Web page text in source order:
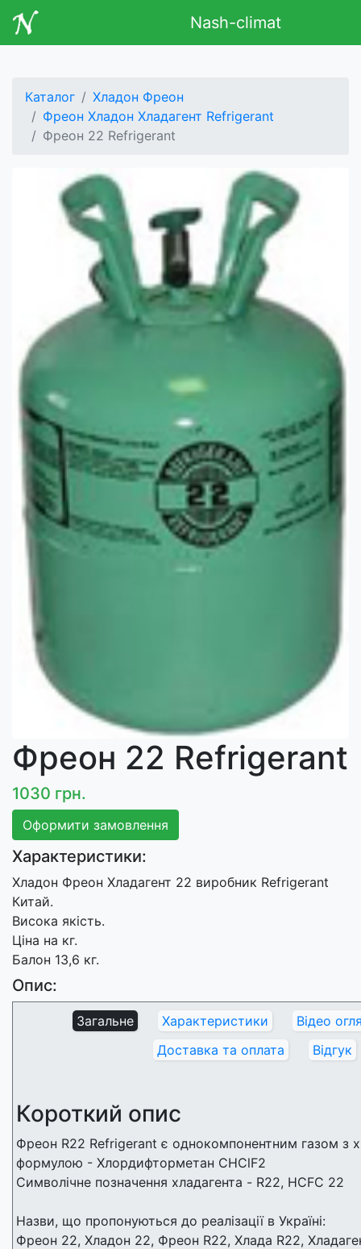
Nash-climat
Каталог
Хладон Фреон
Фреон Хладон Хладагент Refrigerant
Фреон 22 Refrigerant
Фреон 22 Refrigerant
1030 грн.
Оформити замовлення
Характеристики:
Хладон Фреон Хладагент 22 виробник Refrigerant
Китай.
Висока якість.
Ціна на кг.
Балон 13,6 кг.
Опис:
Загальне Характеристики
Відео
Доставка та оплата
Відгук
Короткий опис
Фреон R22 Refrigerant є однокомпонентним газом з
формулою - Хлордифторметан CНClF2
Символічне позначення хладагента - R22, HCFC 22
Назви, що пропонуються до реалізації в Україні:
Фреон 22, Хладон 22, Фреон R22, Хлада R22,